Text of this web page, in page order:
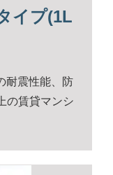
イプ(1L
耐震性能、防
の賃貸マンシ